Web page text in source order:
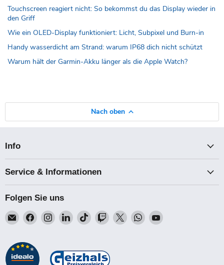
Touchscreen reagiert nicht: So bekommst du das Display wieder in
den Griff
Wie ein OLED-Display funktioniert: Licht, Subpixel und Burn-in
Handy wasserdicht am Strand: warum IP68 dich nicht schützt
Warum hält der Garmin-Akku länger als die Apple Watch?
Nach oben
Info
Service & Informationen
Folgen Sie uns
Email
Talk-
Finden
Sie
auf
Facebook
Finden
Sie
auf
Instagram
Finden
Sie
auf
LinkedIn
Finden
Sie
auf
TikTok
Finden
Sie
Twitch
Finden
Sie
Finden
Sie
Finden